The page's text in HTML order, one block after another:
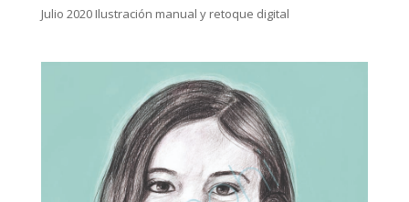
Julio 2020 Ilustración manual y retoque digital